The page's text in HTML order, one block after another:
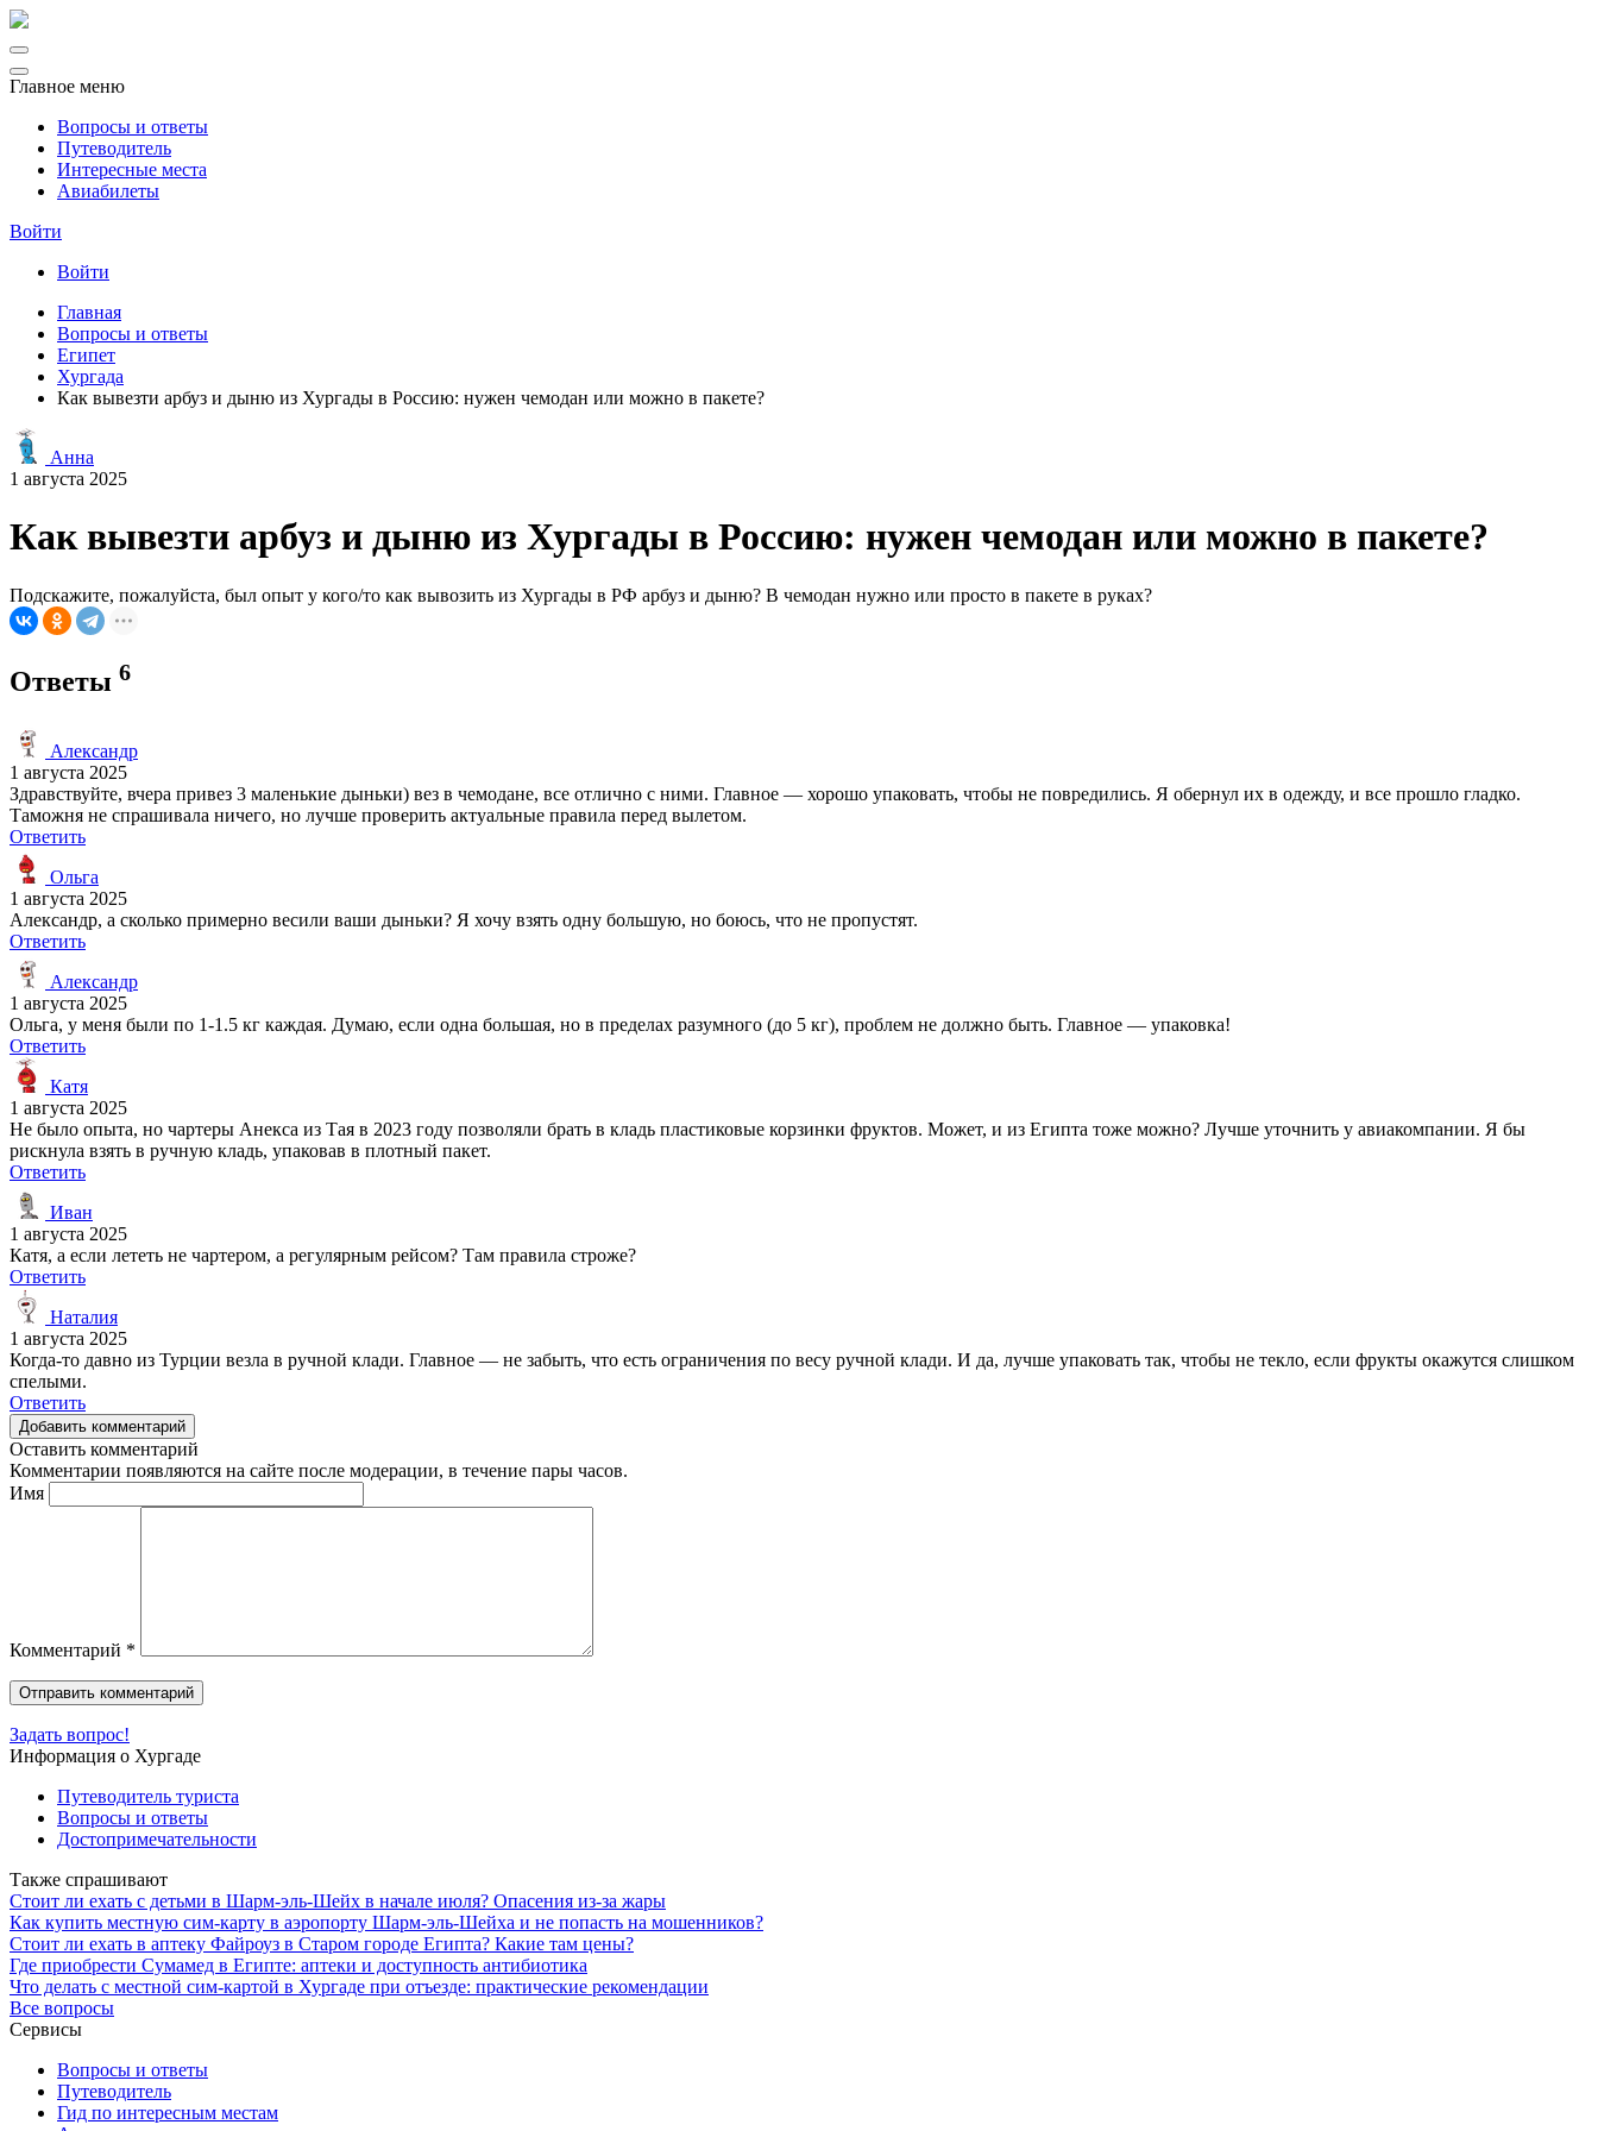
Главное меню
Вопросы и ответы
Путеводитель
Интересные места
Авиабилеты
Войти
Войти
Главная
Вопросы и ответы
Египет
Хургада
Как вывезти арбуз и дыню из Хургады в Россию: нужен чемодан или можно в пакете?
Анна
1 августа 2025
Как вывезти арбуз и дыню из Хургады в Россию: нужен чемодан или можно в пакете?
Подскажите, пожалуйста, был опыт у кого/то как вывозить из Хургады в РФ арбуз и дыню? В чемодан нужно или просто в пакете в руках?
Ответы 6
Александр
1 августа 2025
Здравствуйте, вчера привез 3 маленькие дыньки) вез в чемодане, все отлично с ними. Главное — хорошо упаковать, чтобы не повредились. Я обернул их в одежду, и все прошло гладко.
Таможня не спрашивала ничего, но лучше проверить актуальные правила перед вылетом.
Ответить
Ольга
1 августа 2025
Александр, а сколько примерно весили ваши дыньки? Я хочу взять одну большую, но боюсь, что не пропустят.
Ответить
Александр
1 августа 2025
Ольга, у меня были по 1-1.5 кг каждая. Думаю, если одна большая, но в пределах разумного (до 5 кг), проблем не должно быть. Главное — упаковка!
Ответить
Катя
1 августа 2025
Не было опыта, но чартеры Анекса из Тая в 2023 году позволяли брать в кладь пластиковые корзинки фруктов. Может, и из Египта тоже можно? Лучше уточнить у авиакомпании. Я бы
рискнула взять в ручную кладь, упаковав в плотный пакет.
Ответить
Иван
1 августа 2025
Катя, а если лететь не чартером, а регулярным рейсом? Там правила строже?
Ответить
Наталия
1 августа 2025
Когда-то давно из Турции везла в ручной клади. Главное — не забыть, что есть ограничения по весу ручной клади. И да, лучше упаковать так, чтобы не текло, если фрукты окажутся слишком
спелыми.
Ответить
Добавить комментарий
Оставить комментарий
Комментарии появляются на сайте после модерации, в течение пары часов.
Имя
Комментарий *
Задать вопрос!
Информация о Хургаде
Путеводитель туриста
Вопросы и ответы
Достопримечательности
Также спрашивают
Стоит ли ехать с детьми в Шарм-эль-Шейх в начале июля? Опасения из-за жары
Как купить местную сим-карту в аэропорту Шарм-эль-Шейха и не попасть на мошенников?
Стоит ли ехать в аптеку Файроуз в Старом городе Египта? Какие там цены?
Где приобрести Сумамед в Египте: аптеки и доступность антибиотика
Что делать с местной сим-картой в Хургаде при отъезде: практические рекомендации
Все вопросы
Сервисы
Вопросы и ответы
Путеводитель
Гид по интересным местам